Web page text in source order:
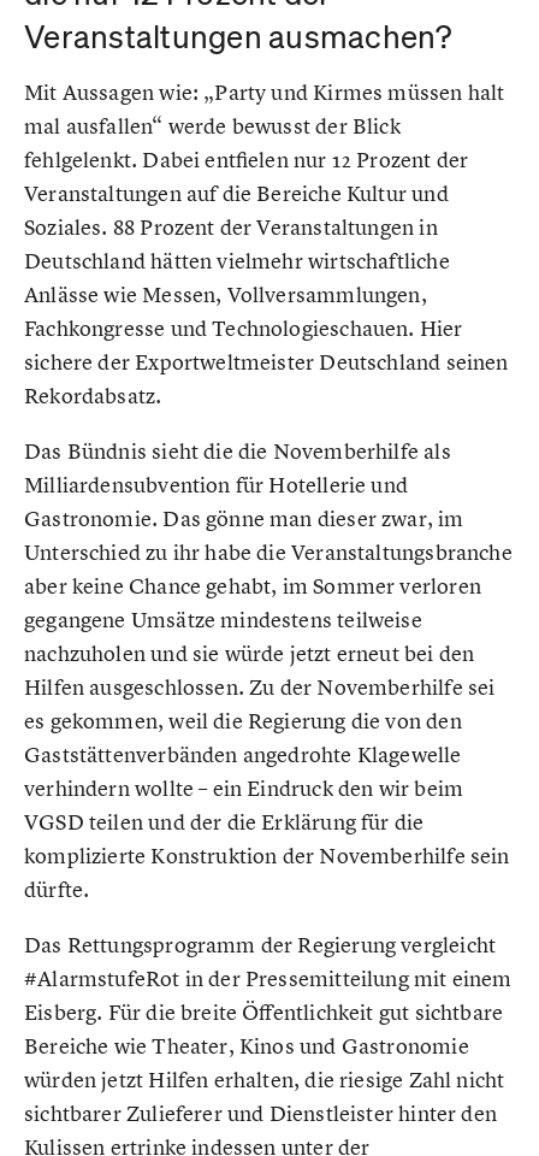
Veranstaltungen ausmachen?
Mit Aussagen wie: „Party und Kirmes müssen halt
mal ausfallen“ werde bewusst der Blick
fehlgelenkt. Dabei entfielen nur 12 Prozent der
Veranstaltungen auf die Bereiche Kultur und
Soziales. 88 Prozent der Veranstaltungen in
Deutschland hätten vielmehr wirtschaftliche
Anlässe wie Messen, Vollversammlungen,
Fachkongresse und Technologieschauen. Hier
sichere der Exportweltmeister Deutschland seinen
Rekordabsatz.
Das Bündnis sieht die die Novemberhilfe als
Milliardensubvention für Hotellerie und
Gastronomie. Das gönne man dieser zwar, im
Unterschied zu ihr habe die Veranstaltungsbranche
aber keine Chance gehabt, im Sommer verloren
gegangene Umsätze mindestens teilweise
nachzuholen und sie würde jetzt erneut bei den
Hilfen ausgeschlossen. Zu der Novemberhilfe sei
es gekommen, weil die Regierung die von den
Gaststättenverbänden angedrohte Klagewelle
verhindern wollte – ein Eindruck den wir beim
VGSD teilen und der die Erklärung für die
komplizierte Konstruktion der Novemberhilfe sein
dürfte.
Das Rettungsprogramm der Regierung vergleicht
#AlarmstufeRot in der Pressemitteilung mit einem
Eisberg. Für die breite Öffentlichkeit gut sichtbare
Bereiche wie Theater, Kinos und Gastronomie
würden jetzt Hilfen erhalten, die riesige Zahl nicht
sichtbarer Zulieferer und Dienstleister hinter den
Kulissen ertrinke indessen unter der